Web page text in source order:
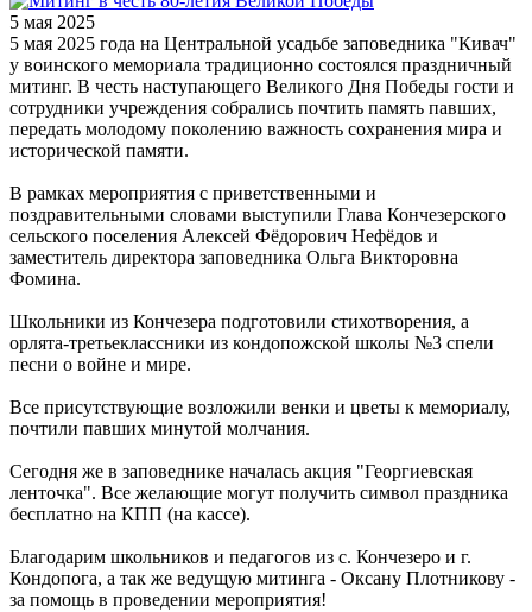
5 мая 2025
5 мая 2025 года на Центральной усадьбе заповедника "Кивач"
у воинского мемориала традиционно состоялся праздничный
митинг. В честь наступающего Великого Дня Победы гости и
сотрудники учреждения собрались почтить память павших,
передать молодому поколению важность сохранения мира и
исторической памяти.
В рамках мероприятия с приветственными и
поздравительными словами выступили Глава Кончезерского
сельского поселения Алексей Фёдорович Нефёдов и
заместитель директора заповедника Ольга Викторовна
Фомина.
Школьники из Кончезера подготовили стихотворения, а
орлята-третьеклассники из кондопожской школы №3 спели
песни о войне и мире.
Все присутствующие возложили венки и цветы к мемориалу,
почтили павших минутой молчания.
Сегодня же в заповеднике началась акция "Георгиевская
ленточка". Все желающие могут получить символ праздника
бесплатно на КПП (на кассе).
Благодарим школьников и педагогов из с. Кончезеро и г.
Кондопога, а так же ведущую митинга - Оксану Плотникову -
за помощь в проведении мероприятия!